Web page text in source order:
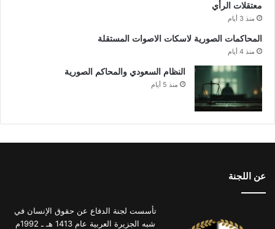
معتقلات الرأي
منذ 3 أيام
المحاكمات الصورية لاسكات الاصوات المستقلة
منذ 4 أيام
النظام السعودي والمحاكم الصورية
منذ 5 أيام
عن اللجنة
تأسست لجنة الدفاع عن حقوق الإنسان في
شبه الجزيرة العربية عام 1413 هـ ـ 1992م